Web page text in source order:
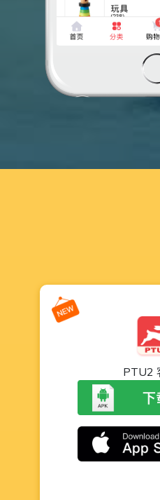
PTU2